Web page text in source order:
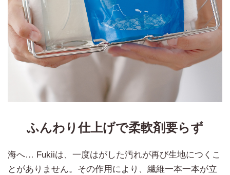
ふんわり仕上げで柔軟剤要らず
海へ… Fukiiは、一度はがした汚れが再び生地につくこ
とがありません。その作用により、繊維一本一本が立